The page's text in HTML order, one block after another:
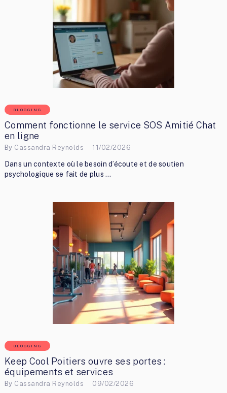
BLOGGING
Comment fonctionne le service SOS Amitié Chat
en ligne
By Cassandra Reynolds 11/02/2026
Dans un contexte où le besoin d’écoute et de soutien
psychologique se fait de plus …
BLOGGING
Keep Cool Poitiers ouvre ses portes :
équipements et services
By Cassandra Reynolds 09/02/2026